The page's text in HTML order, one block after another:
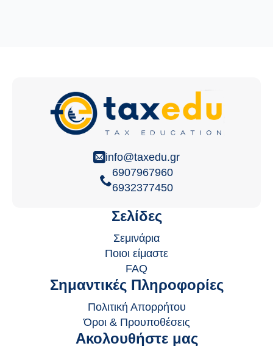
info@taxedu.gr
6907967960
6932377450
Σελίδες
Σεμινάρια
Ποιοι είμαστε
FAQ
Σημαντικές Πληροφορίες
Πολιτική Απορρήτου
Όροι & Προυποθέσεις
Ακολουθήστε μας